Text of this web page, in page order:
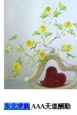
东北求购 AAA天道酬勤